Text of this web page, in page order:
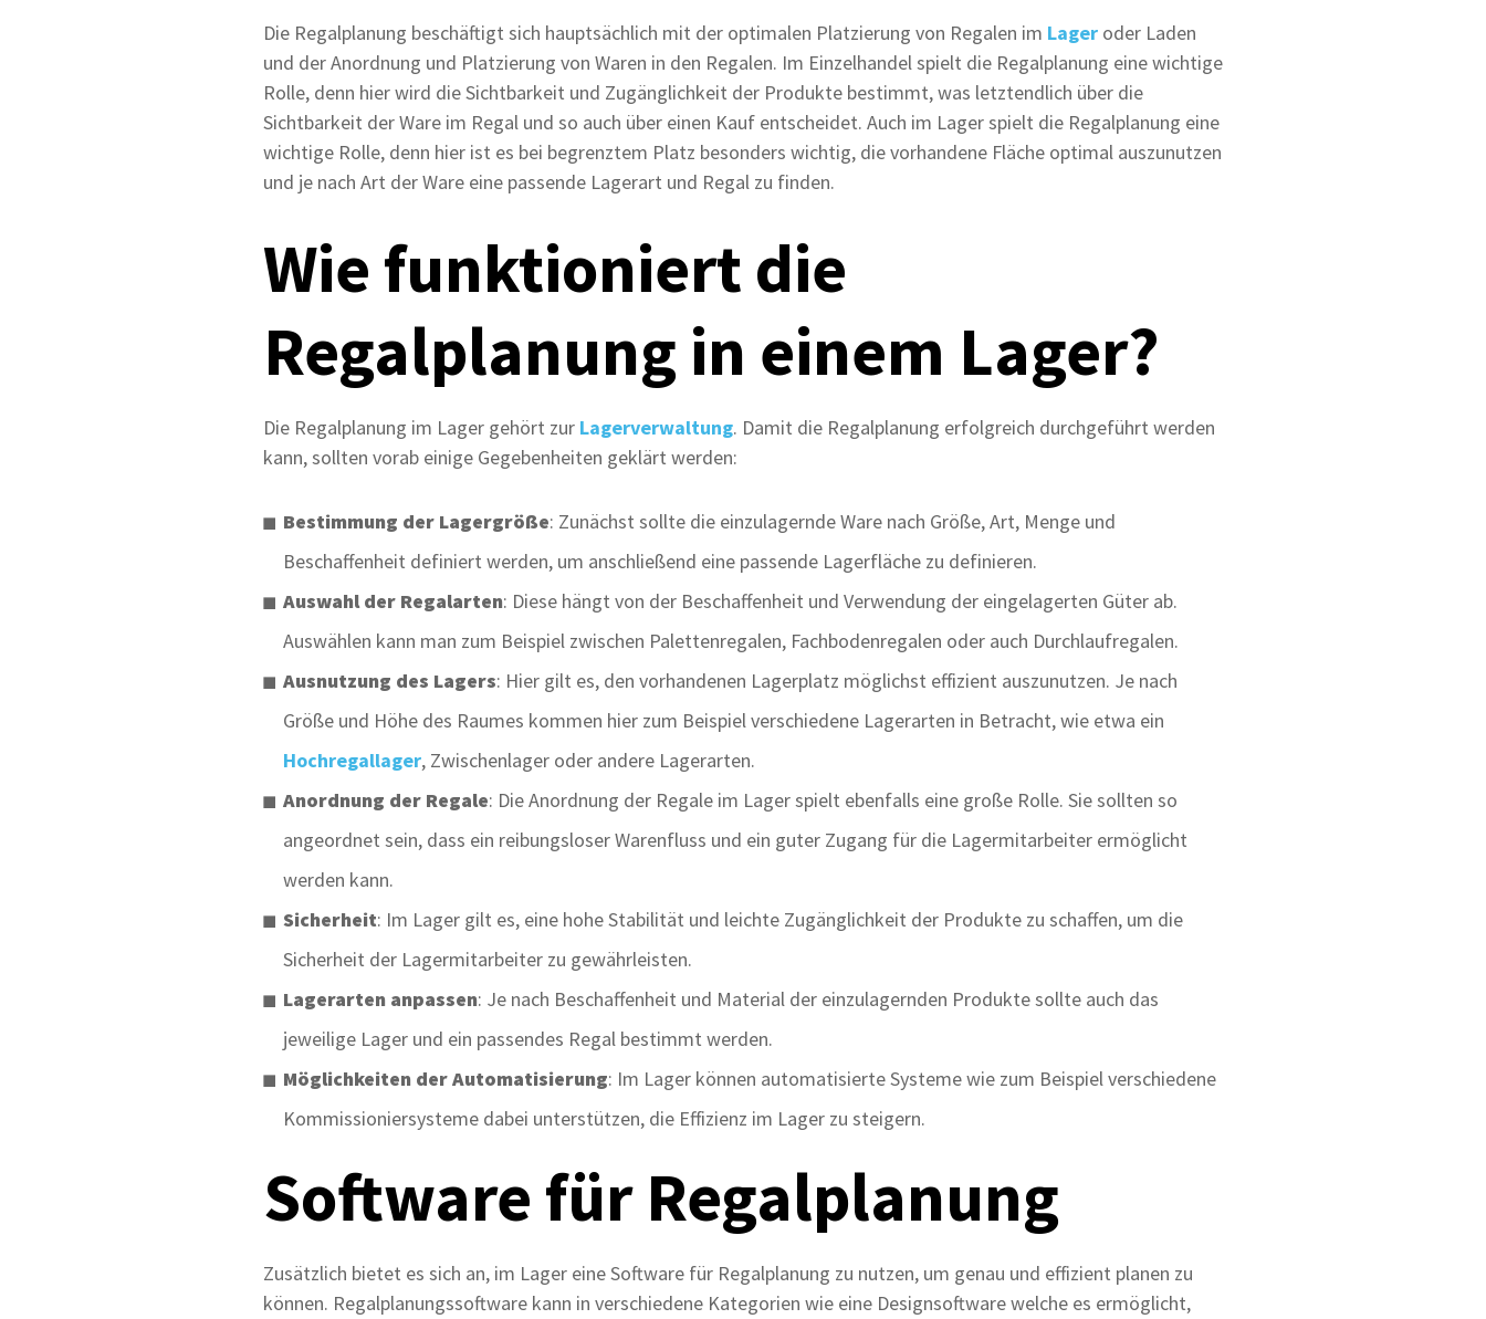
Die Regalplanung beschäftigt sich hauptsächlich mit der optimalen Platzierung von Regalen im Lager oder Laden
und der Anordnung und Platzierung von Waren in den Regalen. Im Einzelhandel spielt die Regalplanung eine wichtige
Rolle, denn hier wird die Sichtbarkeit und Zugänglichkeit der Produkte bestimmt, was letztendlich über die
Sichtbarkeit der Ware im Regal und so auch über einen Kauf entscheidet. Auch im Lager spielt die Regalplanung eine
wichtige Rolle, denn hier ist es bei begrenztem Platz besonders wichtig, die vorhandene Fläche optimal auszunutzen
und je nach Art der Ware eine passende Lagerart und Regal zu finden.
Wie funktioniert die
Regalplanung in einem Lager?
Die Regalplanung im Lager gehört zur Lagerverwaltung. Damit die Regalplanung erfolgreich durchgeführt werden
kann, sollten vorab einige Gegebenheiten geklärt werden:
Bestimmung der Lagergröße: Zunächst sollte die einzulagernde Ware nach Größe, Art, Menge und
Beschaffenheit definiert werden, um anschließend eine passende Lagerfläche zu definieren.
Auswahl der Regalarten: Diese hängt von der Beschaffenheit und Verwendung der eingelagerten Güter ab.
Auswählen kann man zum Beispiel zwischen Palettenregalen, Fachbodenregalen oder auch Durchlaufregalen.
Ausnutzung des Lagers: Hier gilt es, den vorhandenen Lagerplatz möglichst effizient auszunutzen. Je nach
Größe und Höhe des Raumes kommen hier zum Beispiel verschiedene Lagerarten in Betracht, wie etwa ein
Hochregallager, Zwischenlager oder andere Lagerarten.
Anordnung der Regale: Die Anordnung der Regale im Lager spielt ebenfalls eine große Rolle. Sie sollten so
angeordnet sein, dass ein reibungsloser Warenfluss und ein guter Zugang für die Lagermitarbeiter ermöglicht
werden kann.
Sicherheit: Im Lager gilt es, eine hohe Stabilität und leichte Zugänglichkeit der Produkte zu schaffen, um die
Sicherheit der Lagermitarbeiter zu gewährleisten.
Lagerarten anpassen: Je nach Beschaffenheit und Material der einzulagernden Produkte sollte auch das
jeweilige Lager und ein passendes Regal bestimmt werden.
Möglichkeiten der Automatisierung: Im Lager können automatisierte Systeme wie zum Beispiel verschiedene
Kommissioniersysteme dabei unterstützen, die Effizienz im Lager zu steigern.
Software für Regalplanung
Zusätzlich bietet es sich an, im Lager eine Software für Regalplanung zu nutzen, um genau und effizient planen zu
können. Regalplanungssoftware kann in verschiedene Kategorien wie eine Designsoftware welche es ermöglicht,